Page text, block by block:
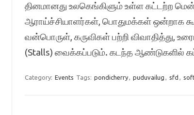
தினமானது உலகெங்கிளும் உள்ள கட்டற்ற
ஆராய்ச்சியாளர்கள், பொதுமக்கள் ஒன்றாக
வன்பொருள், கருவிகள் பற்றி விவாதித்து,
(Stalls) வைக்கப்படும். கடந்த ஆண்டுகளில்
Category: Events Tags: pondicherry, puduvailug , sfd ,